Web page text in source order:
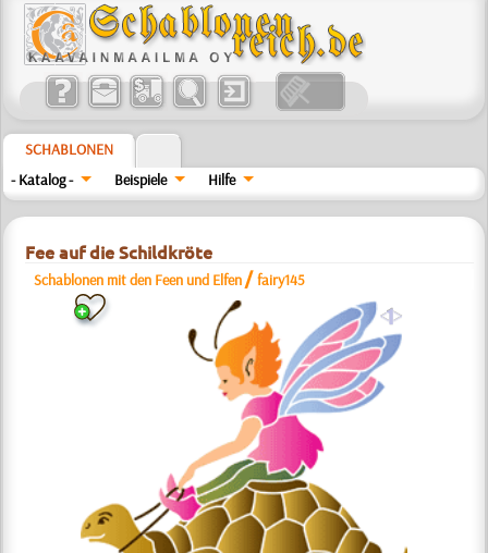
SCHABLONEN
- Katalog -
Beispiele Hilfe
Fee auf die Schildkröte
Schablonen mit den Feen und Elfen /fairy145
a